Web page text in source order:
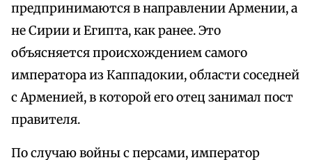
предпринимаются в направлении Армении, а
не Сирии и Египта, как ранее. Это
объясняется происхождением самого
императора из Каппадокии, области соседней
с Арменией, в которой его отец занимал пост
правителя.
По случаю войны с персами, император